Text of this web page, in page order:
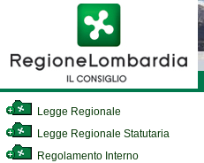
Legge Regionale
Legge Regionale Statutaria
Regolamento Interno